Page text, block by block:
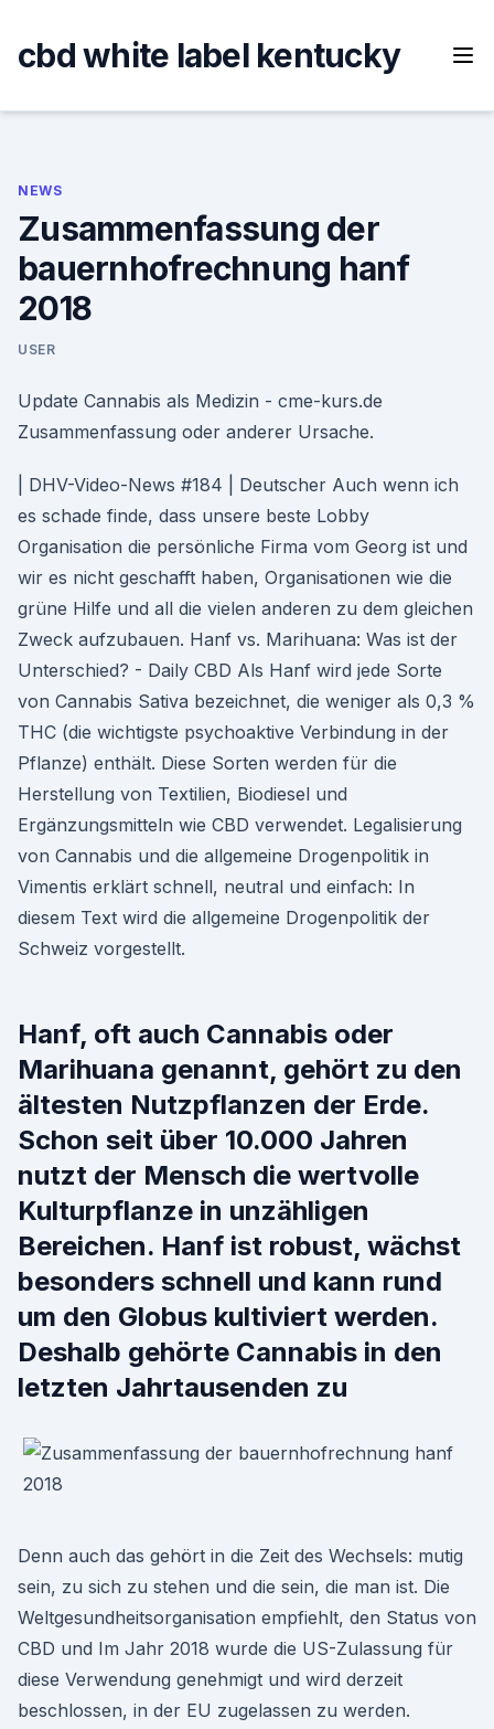
content
cbd white label kentucky
NEWS
Zusammenfassung der
bauernhofrechnung hanf
2018
USER
Update Cannabis als Medizin - cme-kurs.de
Zusammenfassung oder anderer Ursache.
| DHV-Video-News #184 | Deutscher Auch wenn ich
es schade finde, dass unsere beste Lobby
Organisation die persönliche Firma vom Georg ist und
wir es nicht geschafft haben, Organisationen wie die
grüne Hilfe und all die vielen anderen zu dem gleichen
Zweck aufzubauen. Hanf vs. Marihuana: Was ist der
Unterschied? - Daily CBD Als Hanf wird jede Sorte
von Cannabis Sativa bezeichnet, die weniger als 0,3 %
THC (die wichtigste psychoaktive Verbindung in der
Pflanze) enthält. Diese Sorten werden für die
Herstellung von Textilien, Biodiesel und
Ergänzungsmitteln wie CBD verwendet. Legalisierung
von Cannabis und die allgemeine Drogenpolitik in
Vimentis erklärt schnell, neutral und einfach: In
diesem Text wird die allgemeine Drogenpolitik der
Schweiz vorgestellt.
Hanf, oft auch Cannabis oder
Marihuana genannt, gehört zu den
ältesten Nutzpflanzen der Erde.
Schon seit über 10.000 Jahren
nutzt der Mensch die wertvolle
Kulturpflanze in unzähligen
Bereichen. Hanf ist robust, wächst
besonders schnell und kann rund
um den Globus kultiviert werden.
Deshalb gehörte Cannabis in den
letzten Jahrtausenden zu
Denn auch das gehört in die Zeit des Wechsels: mutig
sein, zu sich zu stehen und die sein, die man ist. Die
Weltgesundheitsorganisation empfiehlt, den Status von
CBD und Im Jahr 2018 wurde die US-Zulassung für
diese Verwendung genehmigt und wird derzeit
beschlossen, in der EU zugelassen zu werden.